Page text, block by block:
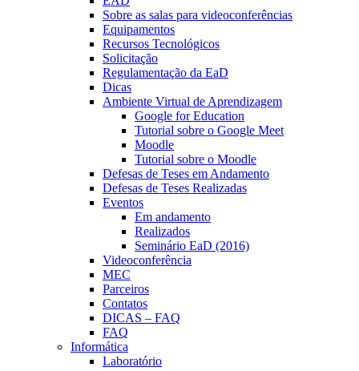
Sobre as salas para videoconferências
Equipamentos
Recursos Tecnológicos
Solicitação
Regulamentação da EaD
Dicas
Ambiente Virtual de Aprendizagem
Google for Education
Tutorial sobre o Google Meet
Moodle
Tutorial sobre o Moodle
Defesas de Teses em Andamento
Defesas de Teses Realizadas
Eventos
Em andamento
Realizados
Seminário EaD (2016)
Videoconferência
MEC
Parceiros
Contatos
DICAS – FAQ
FAQ
Informática
Laboratório